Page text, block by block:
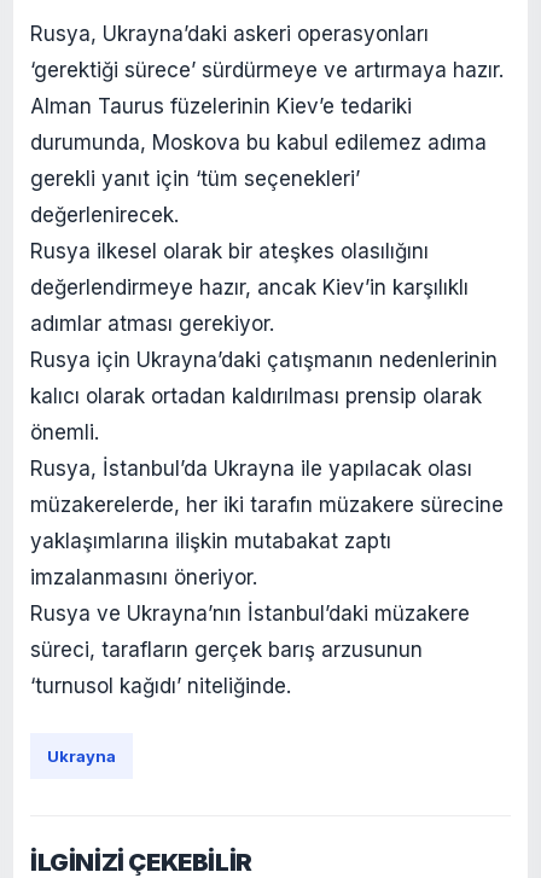
Rusya, Ukrayna’daki askeri operasyonları
‘gerektiği sürece’ sürdürmeye ve artırmaya hazır.
Alman Taurus füzelerinin Kiev’e tedariki
durumunda, Moskova bu kabul edilemez adıma
gerekli yanıt için ‘tüm seçenekleri’
değerlenirecek.
Rusya ilkesel olarak bir ateşkes olasılığını
değerlendirmeye hazır, ancak Kiev’in karşılıklı
adımlar atması gerekiyor.
Rusya için Ukrayna’daki çatışmanın nedenlerinin
kalıcı olarak ortadan kaldırılması prensip olarak
önemli.
Rusya, İstanbul’da Ukrayna ile yapılacak olası
müzakerelerde, her iki tarafın müzakere sürecine
yaklaşımlarına ilişkin mutabakat zaptı
imzalanmasını öneriyor.
Rusya ve Ukrayna’nın İstanbul’daki müzakere
süreci, tarafların gerçek barış arzusunun
‘turnusol kağıdı’ niteliğinde.
Ukrayna
İLGİNİZİ ÇEKEBİLİR